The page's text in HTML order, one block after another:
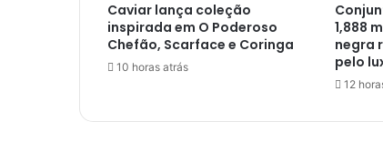
Caviar lança coleção
inspirada em O Poderoso
Chefão, Scarface e Coringa
10 horas atrás
1,888
negra
pelo
12